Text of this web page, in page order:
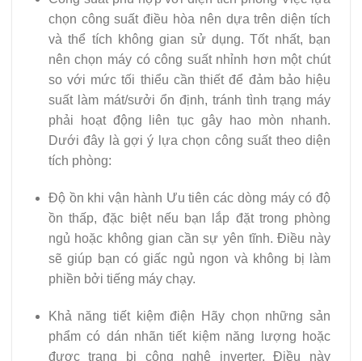
chọn công suất điều hòa nên dựa trên diện tích
và thể tích không gian sử dụng. Tốt nhất, bạn
nên chọn máy có công suất nhỉnh hơn một chút
so với mức tối thiểu cần thiết để đảm bảo hiệu
suất làm mát/sưởi ổn định, tránh tình trạng máy
phải hoạt động liên tục gây hao mòn nhanh.
Dưới đây là gợi ý lựa chọn công suất theo diện
tích phòng:
Độ ồn khi vận hành Ưu tiên các dòng máy có độ
ồn thấp, đặc biệt nếu bạn lắp đặt trong phòng
ngủ hoặc không gian cần sự yên tĩnh. Điều này
sẽ giúp bạn có giấc ngủ ngon và không bị làm
phiền bởi tiếng máy chạy.
Khả năng tiết kiệm điện Hãy chọn những sản
phẩm có dán nhãn tiết kiệm năng lượng hoặc
được trang bị công nghệ inverter. Điều này